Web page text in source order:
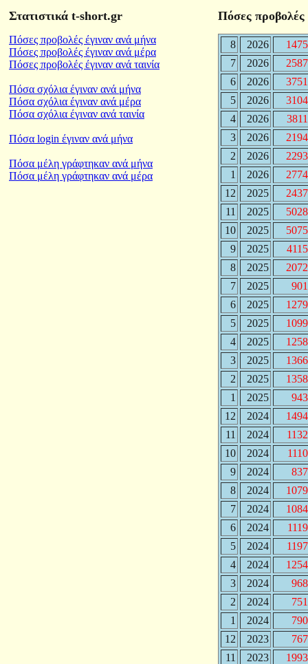
Στατιστικά t-short.gr
Πόσες προβολές έγιναν ανά μήνα
Πόσες προβολές έγιναν ανά μέρα
Πόσες προβολές έγιναν ανά ταινία
Πόσα σχόλια έγιναν ανά μήνα
Πόσα σχόλια έγιναν ανά μέρα
Πόσα σχόλια έγιναν ανά ταινία
Πόσα login έγιναν ανά μήνα
Πόσα μέλη γράφτηκαν ανά μήνα
Πόσα μέλη γράφτηκαν ανά μέρα
Πόσες προβολές
8 2026
7
2026
6
2026
5
2026
4
2026
3
2026
2
2026
1
2026
12
2025
11
2025
10
2025
9
2025
8
2025
7
2025
6
2025
5
2025
4
2025
3
2025
2
2025
1
2025
12
2024
11
2024
10
2024
9
2024
8
2024
7
2024
6
2024
5
2024
4
2024
3
2024
2
2024
1
2024
12
2023
11
2023